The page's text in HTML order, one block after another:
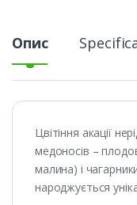
Опис
Цвітіння акації
медоносів –
малина) і
народжується